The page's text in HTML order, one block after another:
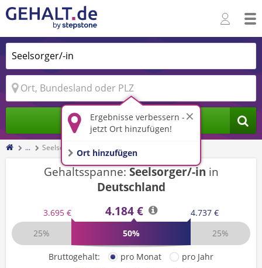
Ergebnisse verbessern -
jetzt Ort hinzufügen!
Ort hinzufügen
Jobs finden
... Seelsorger/-in
Gehaltsspanne:Seelsorger/-in in
Deutschland
3.695 € 4.184 €
4.737 €
25%
50% 25%
Bruttogehalt: pro Monat
pro Jahr